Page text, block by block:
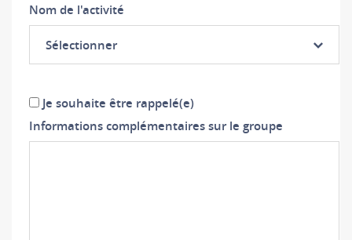
Nom de l'activité
Sélectionner
Je souhaite être rappelé(e)
Informations complémentaires sur le groupe